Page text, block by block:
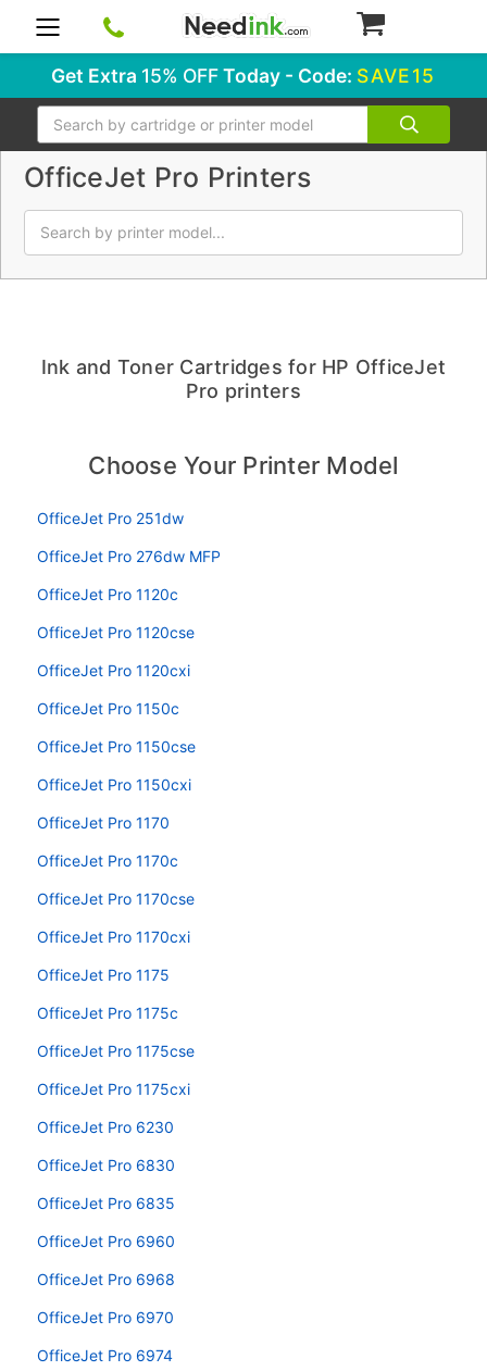
Get Extra 15% OFFToday - Code: SAVE15
Search
OfficeJet Pro Printers
Ink and Toner Cartridges for HP OfficeJet
Pro printers
Choose Your Printer Model
OfficeJet Pro 251dw
OfficeJet Pro 276dw MFP
OfficeJet Pro 1120c
OfficeJet Pro 1120cse
OfficeJet Pro 1120cxi
OfficeJet Pro 1150c
OfficeJet Pro 1150cse
OfficeJet Pro 1150cxi
OfficeJet Pro 1170
OfficeJet Pro 1170c
OfficeJet Pro 1170cse
OfficeJet Pro 1170cxi
OfficeJet Pro 1175
OfficeJet Pro 1175c
OfficeJet Pro 1175cse
OfficeJet Pro 1175cxi
OfficeJet Pro 6230
OfficeJet Pro 6830
OfficeJet Pro 6835
OfficeJet Pro 6960
OfficeJet Pro 6968
OfficeJet Pro 6970
OfficeJet Pro 6974